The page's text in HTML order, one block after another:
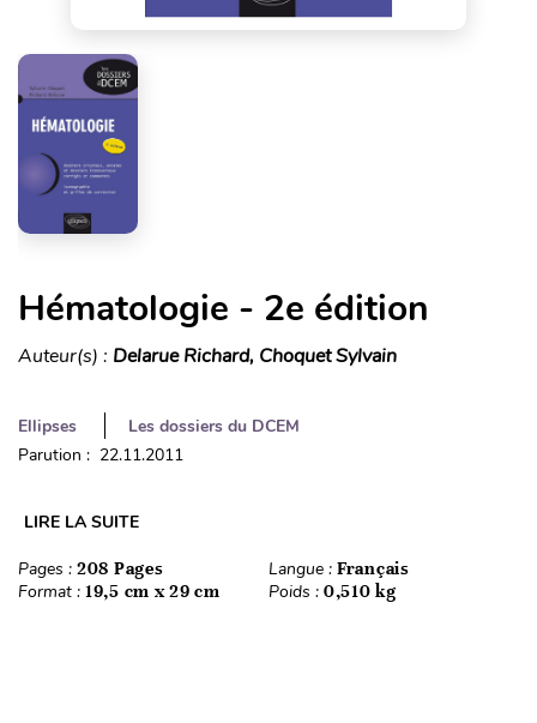
Hématologie - 2e édition
Auteur(s) : Delarue Richard, Choquet Sylvain
Ellipses
Les dossiers du DCEM
Parution : 22.11.2011
LIRE LA SUITE
Pages : 208 Pages Langue : Français
Format : 19,5 cm x 29 cm Poids : 0,510 kg